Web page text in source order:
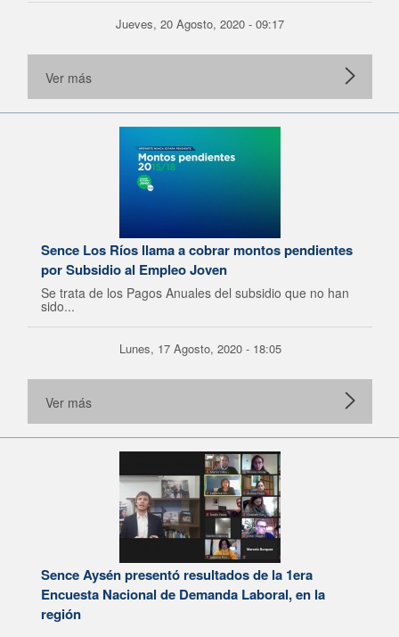
Jueves, 20 Agosto, 2020 - 09:17
Ver más
Sence Los Ríos llama a cobrar montos pendientes
por Subsidio al Empleo Joven
Se trata de los Pagos Anuales del subsidio que no han
sido...
Lunes, 17 Agosto, 2020 - 18:05
Ver más
Sence Aysén presentó resultados de la 1era
Encuesta Nacional de Demanda Laboral, en la
región